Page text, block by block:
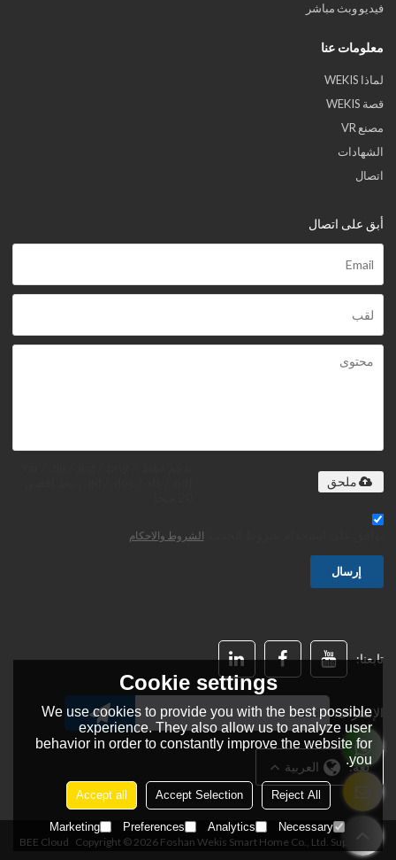
فيديو وبث مباشر
معلومات عنا
لماذا WEKIS
قصة WEKIS
مصنع VR
الشهادات
اتصال
أبق على اتصال
ملحق
الشروط والاحكام
إرسال
تابعنا:
الإشتراك:
لغة: العربية
Copyright © 2026 Foshan Wekis Smart Home Co., Ltd. Support By
BEE Cloud
Cookie settings
We use cookies to provide you with the best possible
experience. They also allow us to analyze user
behavior in order to constantly improve the website for
you.
Reject All
Accept Selection
Accept all
Necessary
Analytics
Preferences
Marketing